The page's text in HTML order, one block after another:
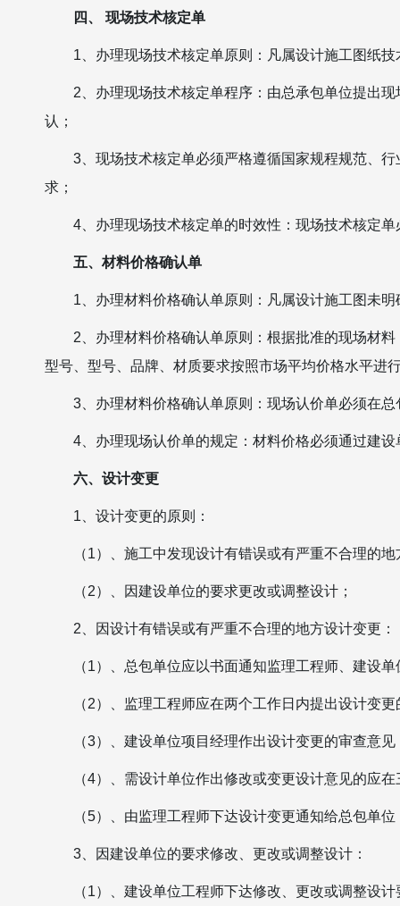
四、 现场技术核定单
1、办理现场技术核定单原则：凡属设计施工图纸
2、办理现场技术核定单程序：由总承包单位提出
认；
3、现场技术核定单必须严格遵循国家规程规范、
求；
4、办理现场技术核定单的时效性：现场技术核定
五、材料价格确认单
1、办理材料价格确认单原则：凡属设计施工图未
2、办理材料价格确认单原则：根据批准的现场材
型号、型号、品牌、材质要求按照市场平均价格水平进
3、办理材料价格确认单原则：现场认价单必须在
4、办理现场认价单的规定：材料价格必须通过建
六、设计变更
1、设计变更的原则：
（1）、施工中发现设计有错误或有严重不合理的地
（2）、因建设单位的要求更改或调整设计；
2、因设计有错误或有严重不合理的地方设计变更：
（1）、总包单位应以书面通知监理工程师、建设
（2）、监理工程师应在两个工作日内提出设计变
（3）、建设单位项目经理作出设计变更的审查意见
（4）、需设计单位作出修改或变更设计意见的应
（5）、由监理工程师下达设计变更通知给总包单位
3、因建设单位的要求修改、更改或调整设计：
（1）、建设单位工程师下达修改、更改或调整设计